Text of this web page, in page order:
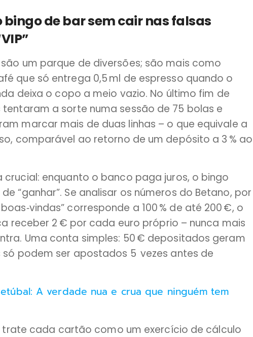
de bar sem cair nas falsas
um parque de diversões; são mais como
que só entrega 0,5 ml de espresso quando o
deixa o copo a meio vazio. No último fim de
tentaram a sorte numa sessão de 75 bolas e
marcar mais de duas linhas – o que equivale a
comparável ao retorno de um depósito a 3 % ao
crucial: enquanto o banco paga juros, o bingo
“ganhar”. Se analisar os números do Betano, por
corresponde a 100 % de até 200 €, o
receber 2 € por cada euro próprio – nunca mais
Uma conta simples: 50 € depositados geram
só podem ser apostados 5 vezes antes de
A verdade nua e crua que ninguém tem
trate cada cartão como um exercício de cálculo